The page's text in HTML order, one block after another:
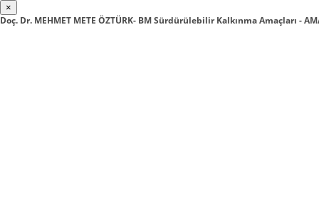
×
Doç. Dr. MEHMET METE ÖZTÜRK- BM Sürdürülebilir Kalkınma Amaçları -